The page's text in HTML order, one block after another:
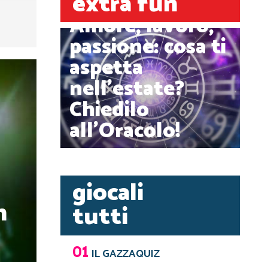
Amore, lavoro,
passione: cosa ti
aspetta
nell'estate?
Chiedilo
all'Oracolo!
giocali
tutti
01 IL GAZZAQUIZ